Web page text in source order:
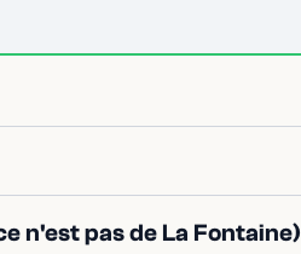
n'est pas de La Fontaine)